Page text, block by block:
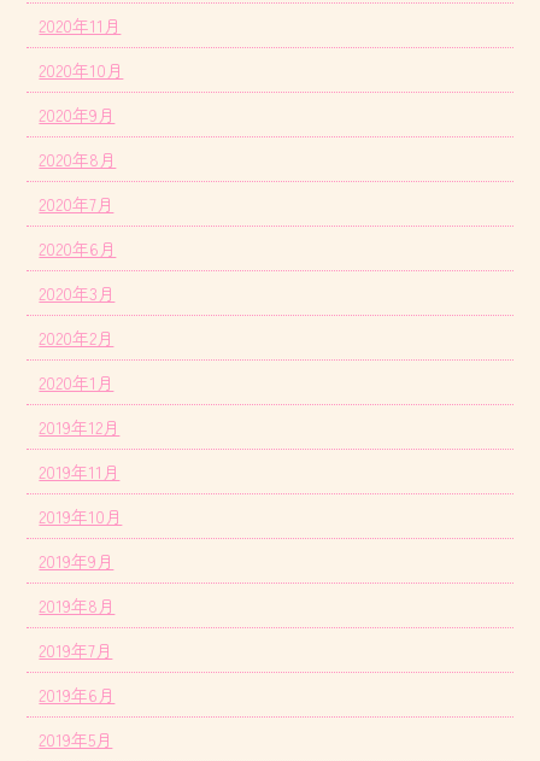
2020年11月
2020年10月
2020年9月
2020年8月
2020年7月
2020年6月
2020年3月
2020年2月
2020年1月
2019年12月
2019年11月
2019年10月
2019年9月
2019年8月
2019年7月
2019年6月
2019年5月